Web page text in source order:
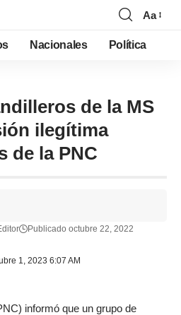
Aa
Nacionales Política
de la MS
ilegítima
de la PNC
1, 2023 6:07 AM
Publicado octubre 22, 2022
informó que un grupo de